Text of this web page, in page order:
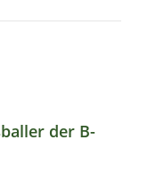
der B-